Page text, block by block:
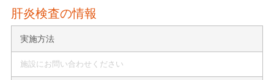
肝炎検査の情報
実施方法
施設にお問い合わせください